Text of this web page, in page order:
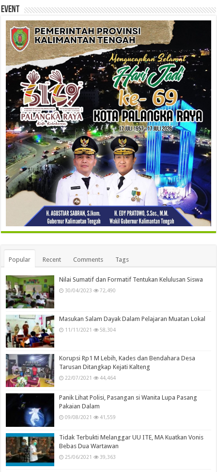
Event
Popular Recent Comments Tags
Nilai Sumatif dan Formatif Tentukan Kelulusan Siswa
30/04/2023 72,490
Masukan Salam Dayak Dalam Pelajaran Muatan Lokal
11/11/2021 58,304
Korupsi Rp1 M Lebih, Kades dan Bendahara Desa
Tarusan Ditangkap Kejati Kalteng
22/07/2021 44,464
Panik Lihat Polisi, Pasangan si Wanita Lupa Pasang
Pakaian Dalam
09/08/2021 41,559
Tidak Terbukti Melanggar UU ITE, MA Kuatkan Vonis
Bebas Dua Wartawan
25/06/2021 39,363